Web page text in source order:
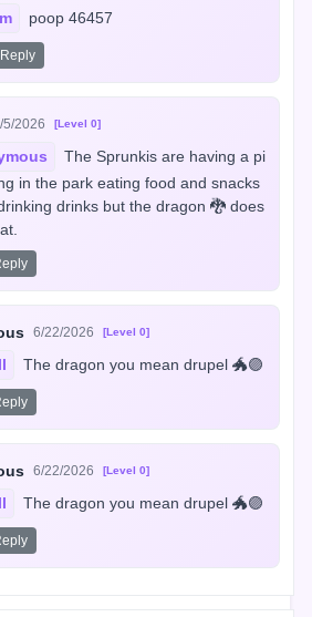
poop 46457
Reply
5/2026 [Level 0]
The Sprunkis are having a pi
in the park eating food and snacks
drinks but the dragon 🐉 does
6/22/2026 [Level 0]
The dragon you mean drupel 🐲🟣
6/22/2026 [Level 0]
The dragon you mean drupel 🐲🟣